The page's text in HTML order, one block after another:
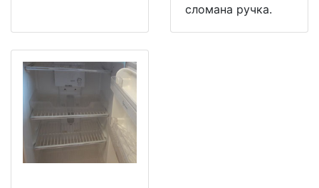
сломана ручка.